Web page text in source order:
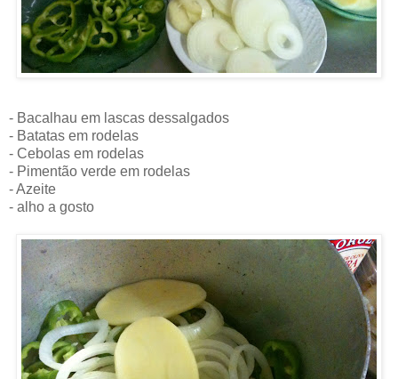
- Bacalhau em lascas dessalgados
- Batatas em rodelas
- Cebolas em rodelas
- Pimentão verde em rodelas
- Azeite
- alho a gosto